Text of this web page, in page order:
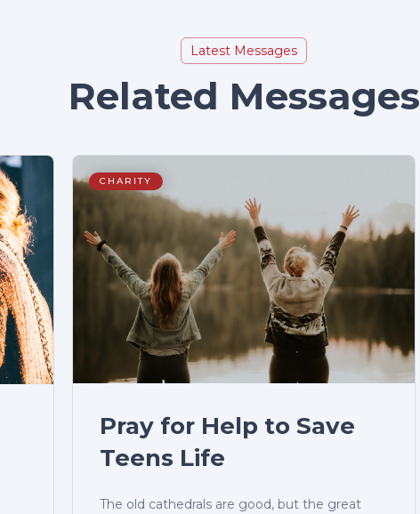
Latest Messages
Related Messages
CHARITY
Pray for Help to Save
Teens Life
The old cathedrals are good, but the great